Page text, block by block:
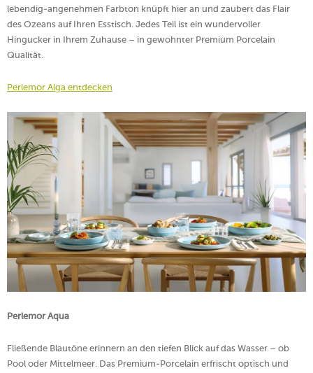
lebendig-angenehmen Farbton knüpft hier an und zaubert das Flair
des Ozeans auf Ihren Esstisch. Jedes Teil ist ein wundervoller
Hingucker in Ihrem Zuhause – in gewohnter Premium Porcelain
Qualität.
Perlemor Alga entdecken
Perlemor Aqua
Fließende Blautöne erinnern an den tiefen Blick auf das Wasser – ob
Pool oder Mittelmeer. Das Premium-Porcelain erfrischt optisch und